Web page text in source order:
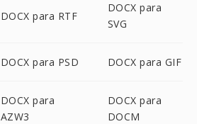
DOCX para RTF
DOCX para
SVG
DOCX para PSD DOCX para GIF
DOCX para
AZW3
DOCX para
DOCM